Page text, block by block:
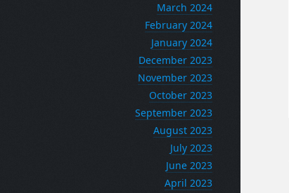
March 2024
February 2024
January 2024
December 2023
November 2023
October 2023
September 2023
August 2023
July 2023
June 2023
April 2023